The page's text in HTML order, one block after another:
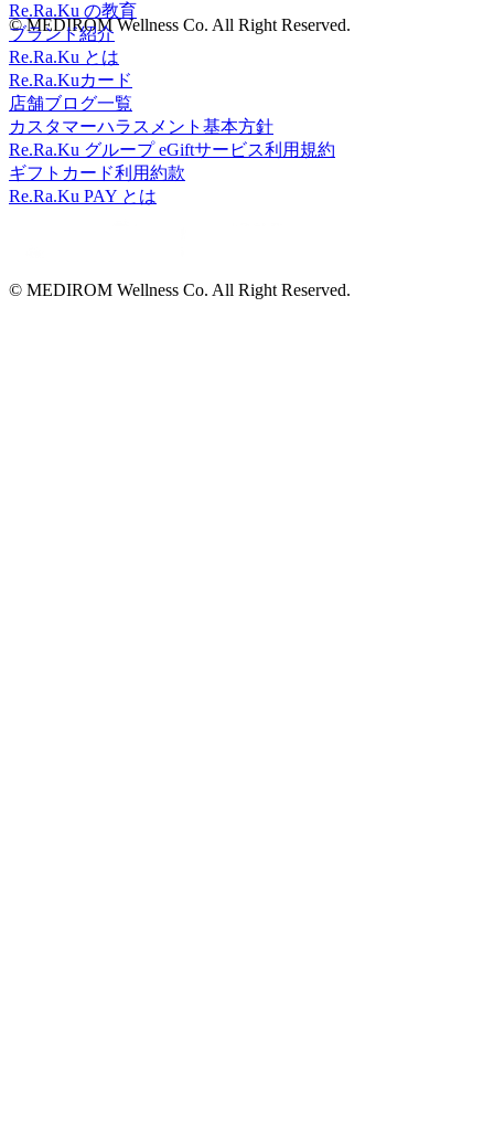
© MEDIROM Wellness Co. All Right Reserved.
Re.Ra.Ku の教育
ブランド紹介
Re.Ra.Ku とは
Re.Ra.Kuカード
店舗ブログ一覧
カスタマーハラスメント基本方針
Re.Ra.Ku グループ eGiftサービス利用規約
ギフトカード利用約款
Re.Ra.Ku PAY とは
© MEDIROM Wellness Co. All Right Reserved.